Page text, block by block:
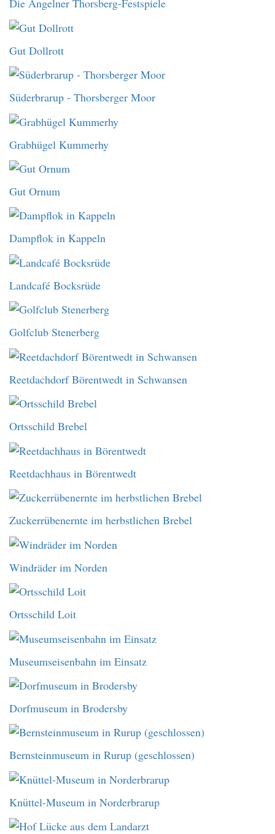
Die Angelner Thorsberg-Festspiele
Gut Dollrott
Süderbrarup - Thorsberger Moor
Grabhügel Kummerhy
Gut Ornum
Dampflok in Kappeln
Landcafé Bocksrüde
Golfclub Stenerberg
Reetdachdorf Börentwedt in Schwansen
Ortsschild Brebel
Reetdachhaus in Börentwedt
Zuckerrübenernte im herbstlichen Brebel
Windräder im Norden
Ortsschild Loit
Museumseisenbahn im Einsatz
Dorfmuseum in Brodersby
Bernsteinmuseum in Rurup (geschlossen)
Knüttel-Museum in Norderbrarup